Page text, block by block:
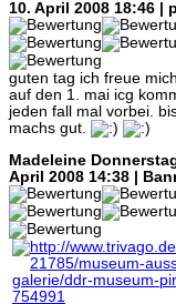
10. April 2008 18:46 |
guten tag ich freue
auf den 1. mai icg
jeden fall mal vorbei.
machs gut.
Madeleine
April 2008 14:38 |